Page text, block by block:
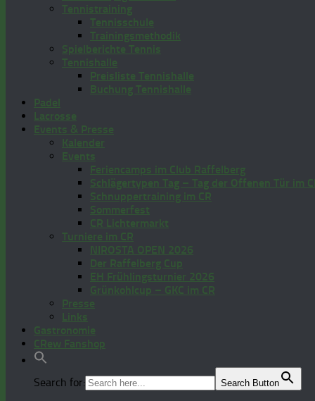
Tennistraining
Tennisschule
Trainingsmethodik
Spielberichte Tennis
Tennishalle
Preisliste Tennishalle
Buchung Tennishalle
Padel
Lacrosse
Events & Presse
Kalender
Events
Feriencamps im Club Raffelberg
Schlägertypen Tag – Tag der Offenen Tür im
Schnuppertraining im CR
Sommerfest
CR Lichtermarkt
Turniere im CR
NIROSTA OPEN 2026
Der Raffelberg Cup
EH Frühlingsturnier 2026
Grünkohlcup – GKC im CR
Presse
Links
Gastronomie
CRew Fanshop
Search for: Search Button